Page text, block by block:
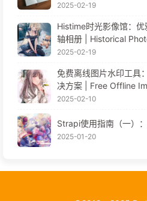
2025-02-19
Histime时光影像馆：
轴相册 | Historical
2025-02-19
免费离线图片水印工具
决方案 | Free Offline
2025-02-10
Strapi使用指南（一）
2025-01-20